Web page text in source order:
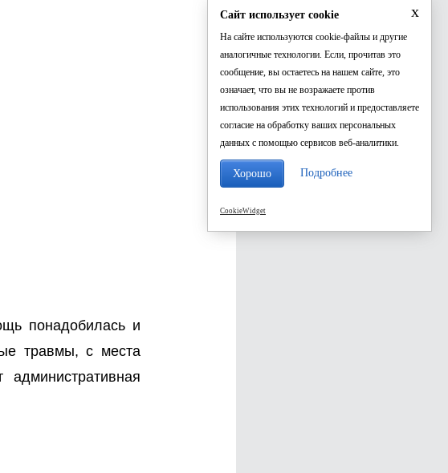
понадобилась и
травмы, с места
x
Сайт использует cookie
На сайте используются cookie-файлы и другие
аналогичные технологии. Если, прочитав это
сообщение, вы остаетесь на нашем сайте, это
означает, что вы не возражаете против
использования этих технологий и предоставляете
согласие на обработку ваших персональных
данных с помощью сервисов веб-аналитики.
Хорошо Подробнее
CookieWidget